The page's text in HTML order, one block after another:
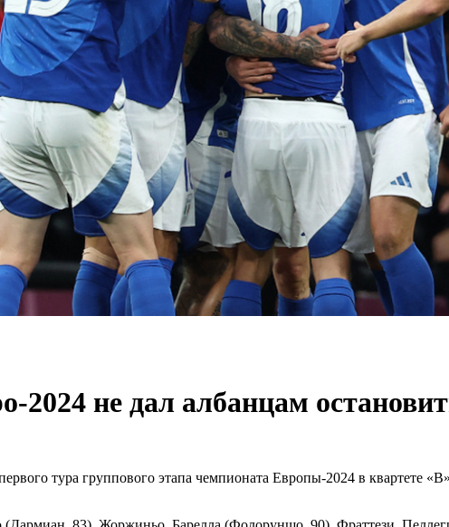
2024 не дал албанцам
тура группового этапа чемпионата Европы-2024 в квартете